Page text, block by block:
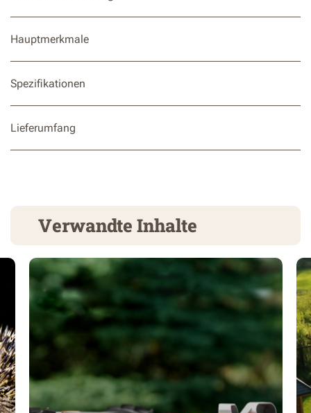
Hauptmerkmale
Spezifikationen
Lieferumfang
Verwandte Inhalte